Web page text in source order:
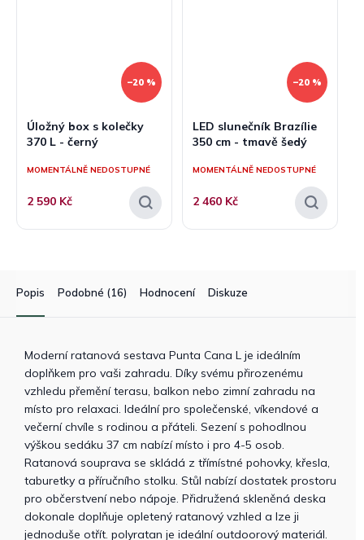
–20 %
Úložný box s kolečky
370 L - černý
MOMENTÁLNĚ NEDOSTUPNÉ
2 590 Kč
–20 %
LED slunečník Brazílie
350 cm - tmavě šedý
MOMENTÁLNĚ NEDOSTUPNÉ
2 460 Kč
Popis Podobné (16) Hodnocení Diskuze
Moderní ratanová sestava Punta Cana L je ideálním
doplňkem pro vaši zahradu. Díky svému přirozenému
vzhledu přemění terasu, balkon nebo zimní zahradu na
místo pro relaxaci. Ideální pro společenské, víkendové a
večerní chvíle s rodinou a přáteli. Sezení s pohodlnou
výškou sedáku 37 cm nabízí místo i pro 4-5 osob.
Ratanová souprava se skládá z třímístné pohovky, křesla,
taburetky a příručního stolku. Stůl nabízí dostatek prostoru
pro občerstvení nebo nápoje. Přidružená skleněná deska
dokonale doplňuje opletený ratanový vzhled a lze ji
jednoduše otřít. polyratan je ideální outdoorový materiál.